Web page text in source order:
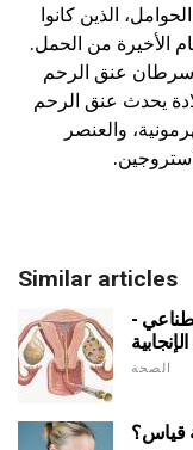
الذين كانوا
الأخيرة من الحمل.
سرطان عنق الرحم
يحدث عنق الرحم
والعنصر
Similar articles
-
الصحة
قياس؟